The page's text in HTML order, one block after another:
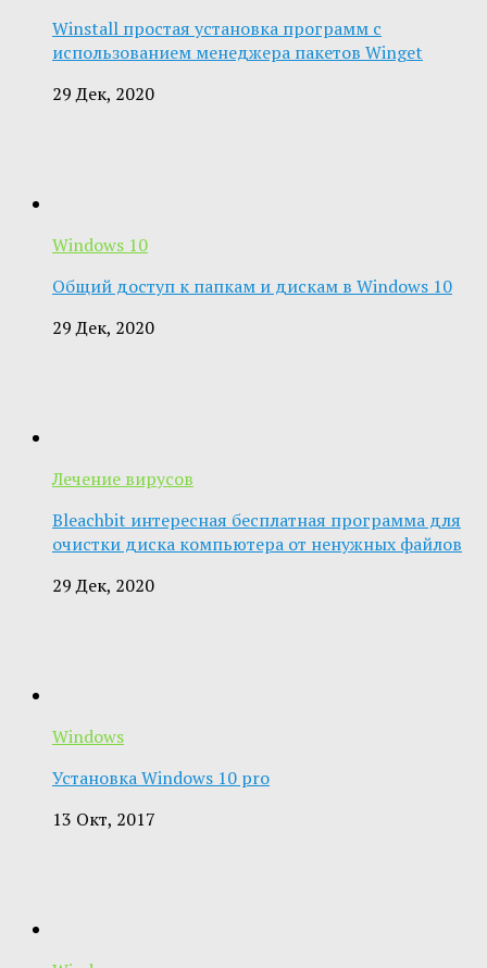
Winstall простая установка программ с
использованием менеджера пакетов Winget
29 Дек, 2020
Windows 10
Общий доступ к папкам и дискам в Windows 10
29 Дек, 2020
Лечение вирусов
Bleachbit интересная бесплатная программа для
очистки диска компьютера от ненужных файлов
29 Дек, 2020
Windows
Установка Windows 10 pro
13 Окт, 2017